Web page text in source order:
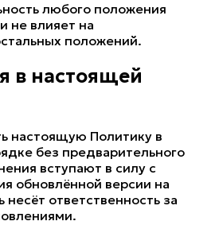
любого положения
не влияет на
положений.
в настоящей
настоящую Политику в
без предварительного
вступают в силу с
обновлённой версии на
несёт ответственность за